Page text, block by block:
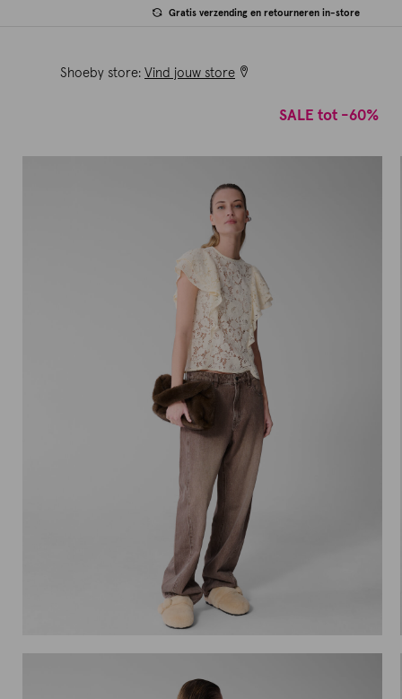
Gratis verzending en retourneren in-store
Shoeby store: Vind jouw store
SALE tot -60%